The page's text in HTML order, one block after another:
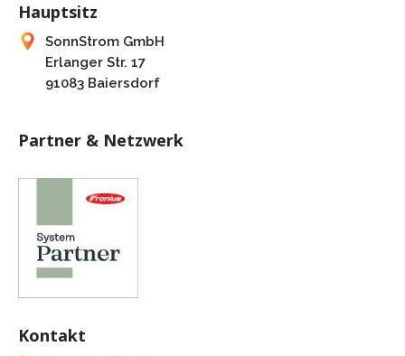
Hauptsitz
SonnStrom GmbH
Erlanger Str. 17
91083 Baiersdorf
Partner & Netzwerk
Kontakt